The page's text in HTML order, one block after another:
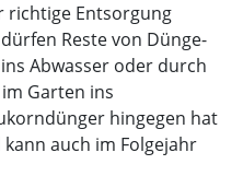
richtige Entsorgung
Reste von Dünge-
Abwasser oder durch
Garten ins
hingegen hat
auch im Folgejahr